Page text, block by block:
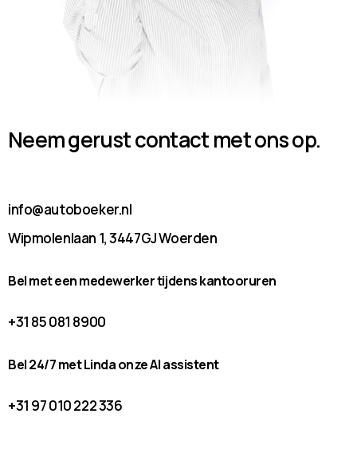
Neem gerust contact met ons op.
info@autoboeker.nl
Wipmolenlaan 1, 3447GJ Woerden
Bel met een medewerker tijdens kantooruren
+31 85 081 8900
Bel 24/7 met Linda onze AI assistent
+31 97 010 222 336